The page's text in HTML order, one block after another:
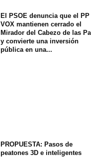
El PSOE denuncia que el PP
VOX mantienen cerrado el
Mirador del Cabezo de las
y convierte una inversión
pública en una...
PROPUESTA: Pasos de
peatones 3D e inteligentes